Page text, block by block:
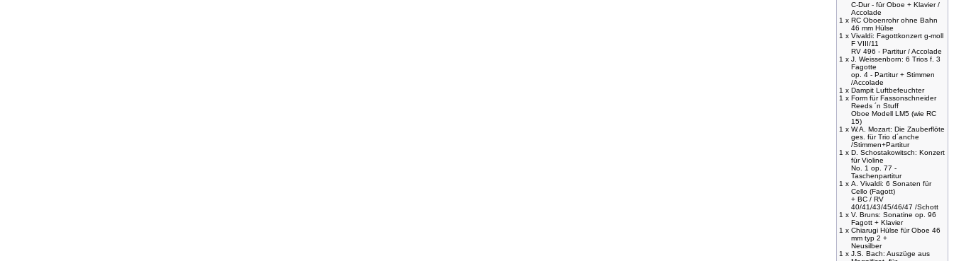
C-Dur - für Oboe + Klavier /
Accolade
1 x RC Oboenrohr ohne Bahn
46 mm Hülse
1 x Vivaldi: Fagottkonzert g-moll
F VIII/11
RV 496 - Partitur / Accolade
1 x J. Weissenborn: 6 Trios f. 3
Fagotte
op. 4 - Partitur + Stimmen
/Accolade
1 x Dampit Luftbefeuchter
1 x Form für Fassonschneider
Reeds ´n Stuff
Oboe Modell LM5 (wie RC
15)
1 x W.A. Mozart: Die Zauberflöte
ges. für Trio d´anche
/Stimmen+Partitur
1 x D. Schostakowitsch: Konzert
für Violine
No. 1 op. 77 -
Taschenpartitur
1 x A. Vivaldi: 6 Sonaten für
Cello (Fagott)
+ BC / RV
40/41/43/45/46/47 /Schott
1 x V. Bruns: Sonatine op. 96
Fagott + Klavier
1 x Chiarugi Hülse für Oboe 46
mm typ 2 +
Neusilber
1 x J.S. Bach: Auszüge aus